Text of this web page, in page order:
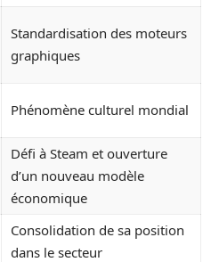
Standardisation des moteurs
graphiques
Phénomène culturel mondial
Défi à Steam et ouverture
d’un nouveau modèle
économique
Consolidation de sa position
dans le secteur